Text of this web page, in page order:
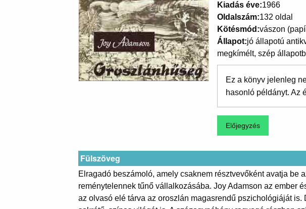
Kiadás éve 1966
Oldalszám 132 oldal
Kötésmód vászon
Állapot jó állapotú
megkímélt, szép
Ez a könyv jelenleg
hasonló példányt. Az
Fülszöveg
Elragadó beszámoló, amely csaknem résztvevőként avatja
reménytelennek tűnő vállalkozásába. Joy Adamson az ember
az olvasó elé tárva az oroszlán magasrendű pszichológiáját